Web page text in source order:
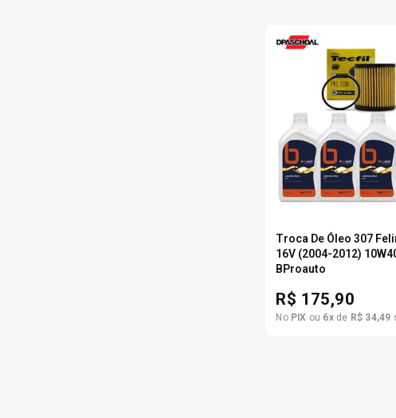
Troca De Óleo 307
16V (2004-2012)
BProauto
R$ 175,90
No PIX ou 6xde R$ 34,49